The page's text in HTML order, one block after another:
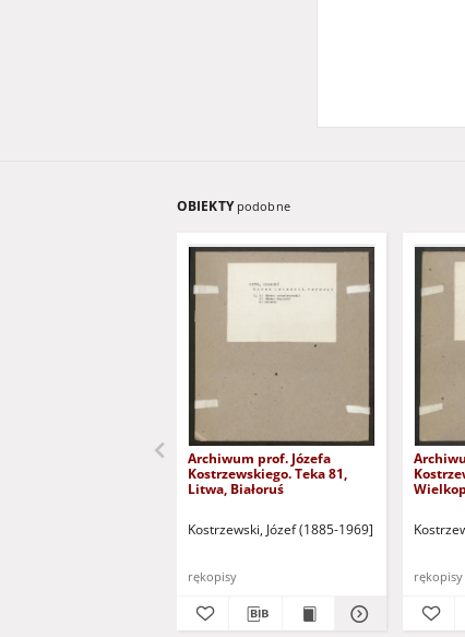
OBIEKTY podobne
Archiwum prof. Józefa
Kostrzewskiego. Teka 81,
Litwa, Białoruś
Kostrzewski, Józef (1885-1969]
rękopisy rękopisy